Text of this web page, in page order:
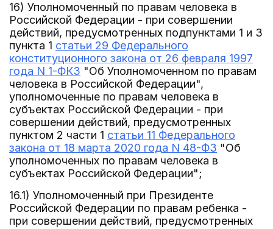
16) Уполномоченный по правам человека в
Российской Федерации - при совершении
действий, предусмотренных подпунктами 1 и 3
пункта 1 статьи 29 Федерального
конституционного закона от 26 февраля 1997
года N 1-ФКЗ "Об Уполномоченном по правам
человека в Российской Федерации",
уполномоченные по правам человека в
субъектах Российской Федерации - при
совершении действий, предусмотренных
пунктом 2 части 1 статьи 11 Федерального
закона от 18 марта 2020 года N 48-ФЗ "Об
уполномоченных по правам человека в
субъектах Российской Федерации";
16.1) Уполномоченный при Президенте
Российской Федерации по правам ребенка -
при совершении действий, предусмотренных